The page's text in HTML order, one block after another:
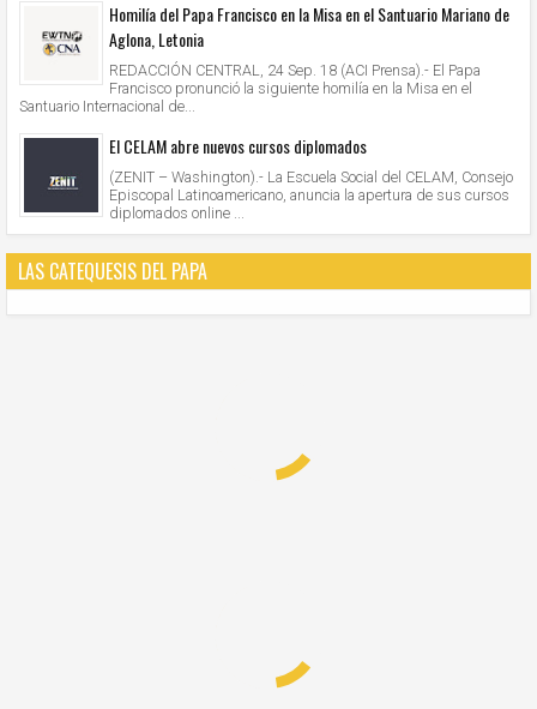
Homilía del Papa Francisco en la Misa en el Santuario Mariano de
Aglona, Letonia
REDACCIÓN CENTRAL, 24 Sep. 18 (ACI Prensa).- El Papa
Francisco pronunció la siguiente homilía en la Misa en el
Santuario Internacional de...
El CELAM abre nuevos cursos diplomados
(ZENIT – Washington).- La Escuela Social del CELAM, Consejo
Episcopal Latinoamericano, anuncia la apertura de sus cursos
diplomados online ...
LAS CATEQUESIS DEL PAPA